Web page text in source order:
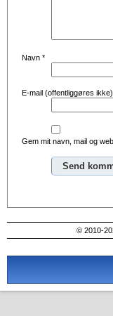
Navn *
E-mail (offentliggøres ikke)
Gem mit navn, mail og
© 2010-